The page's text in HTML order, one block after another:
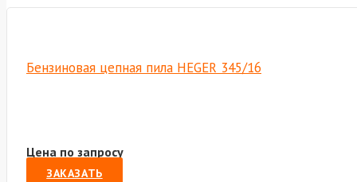
Бензиновая цепная пила HEGER 345/16
Цена по запросу
ЗАКАЗАТЬ